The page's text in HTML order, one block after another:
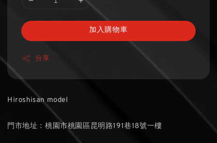
加入購物車
分享
Hiroshisan model
門市地址：桃園市桃園區昆明路191巷18號一樓